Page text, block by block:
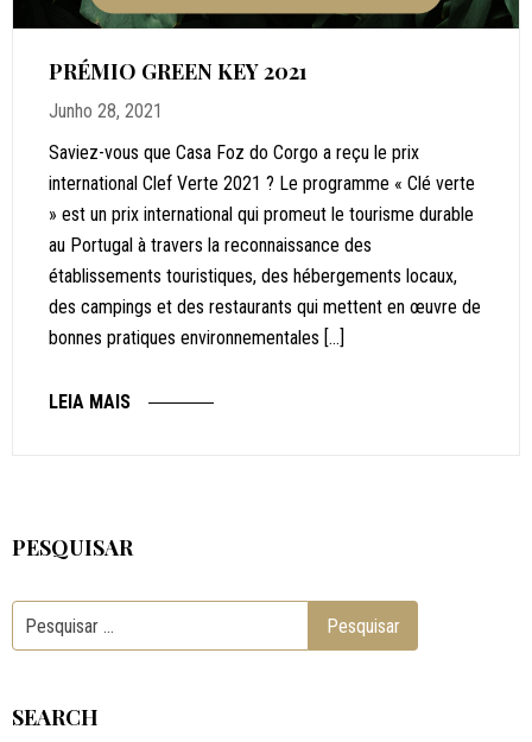
PRÉMIO GREEN KEY 2021
Junho 28, 2021
Saviez-vous que Casa Foz do Corgo a reçu le prix
international Clef Verte 2021 ? Le programme « Clé verte
» est un prix international qui promeut le tourisme durable
au Portugal à travers la reconnaissance des
établissements touristiques, des hébergements locaux,
des campings et des restaurants qui mettent en œuvre de
bonnes pratiques environnementales […]
LEIA MAIS
PESQUISAR
SEARCH